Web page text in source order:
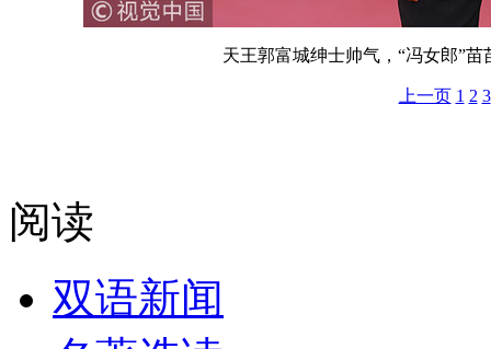
天王郭富城绅士帅气，“冯女郎”
上一页 1 2 3
阅读
双语新闻